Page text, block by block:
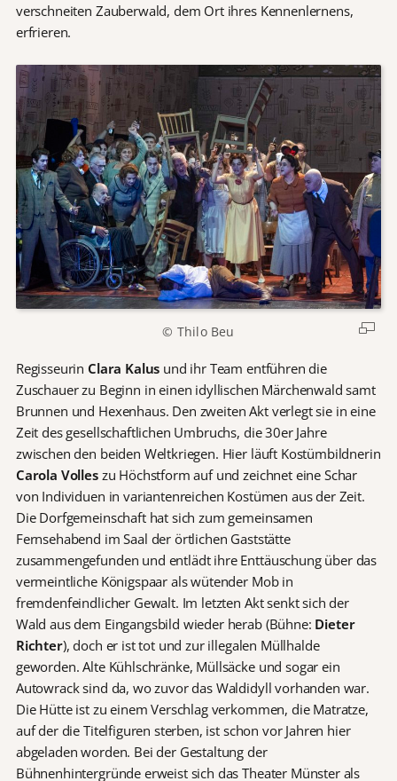
verschneiten Zauberwald, dem Ort ihres Kennenlernens,
erfrieren.
© Thilo Beu
Regisseurin Clara Kalus und ihr Team entführen die
Zuschauer zu Beginn in einen idyllischen Märchenwald samt
Brunnen und Hexenhaus. Den zweiten Akt verlegt sie in eine
Zeit des gesellschaftlichen Umbruchs, die 30er Jahre
zwischen den beiden Weltkriegen. Hier läuft Kostümbildnerin
Carola Volleszu Höchstform auf und zeichnet eine Schar
von Individuen in variantenreichen Kostümen aus der Zeit.
Die Dorfgemeinschaft hat sich zum gemeinsamen
Fernsehabend im Saal der örtlichen Gaststätte
zusammengefunden und entlädt ihre Enttäuschung über das
vermeintliche Königspaar als wütender Mob in
fremdenfeindlicher Gewalt. Im letzten Akt senkt sich der
Wald aus dem Eingangsbild wieder herab (Bühne: Dieter
Richter), doch er ist tot und zur illegalen Müllhalde
geworden. Alte Kühlschränke, Müllsäcke und sogar ein
Autowrack sind da, wo zuvor das Waldidyll vorhanden war.
Die Hütte ist zu einem Verschlag verkommen, die Matratze,
auf der die Titelfiguren sterben, ist schon vor Jahren hier
abgeladen worden. Bei der Gestaltung der
Bühnenhintergründe erweist sich das Theater Münster als